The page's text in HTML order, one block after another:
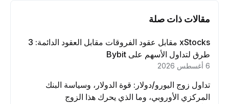
مقالات ذات صلة
xStocks مقابل عقود الفروقات مقابل العقود الدائمة: 3
طرق لتداول الأسهم على Bybit
تداول زوج اليورو/دولار: قوة الدولار، وسياسة البنك
المركزي الأوروبي، وما الذي يحرك هذا الزوج